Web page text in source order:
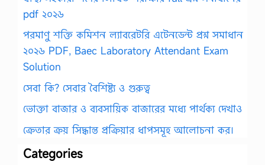
pdf ২০২৬
পরমাণু শক্তি কমিশন ল্যাবরেটরি এটেনডেন্ট প্রশ্ন সমাধান
২০২৬ PDF, Baec Laboratory Attendant Exam
Solution
সেবা কি? সেবার বৈশিষ্ট্য ও গুরুত্ব
ভোক্তা বাজার ও ব্যবসায়িক বাজারের মধ্যে পার্থক্য দেখাও
ক্রেতার ক্রয় সিদ্ধান্ত প্রক্রিয়ার ধাপসমূহ আলোচনা কর।
Categories